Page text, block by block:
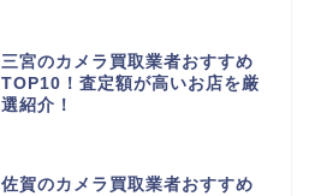
三宮のカメラ買取業者おすすめ
TOP10！査定額が高いお店を厳
選紹介！
佐賀のカメラ買取業者おすすめ